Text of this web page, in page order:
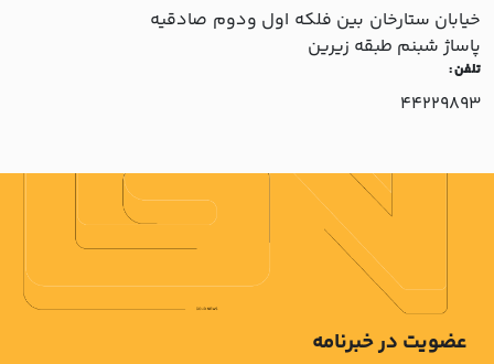
خيابان ستارخان بين فلکه اول ودوم صادقيه
پاساژ شبنم طبقه زيرين
تلفن :
44229893
عضویت در خبرنامه